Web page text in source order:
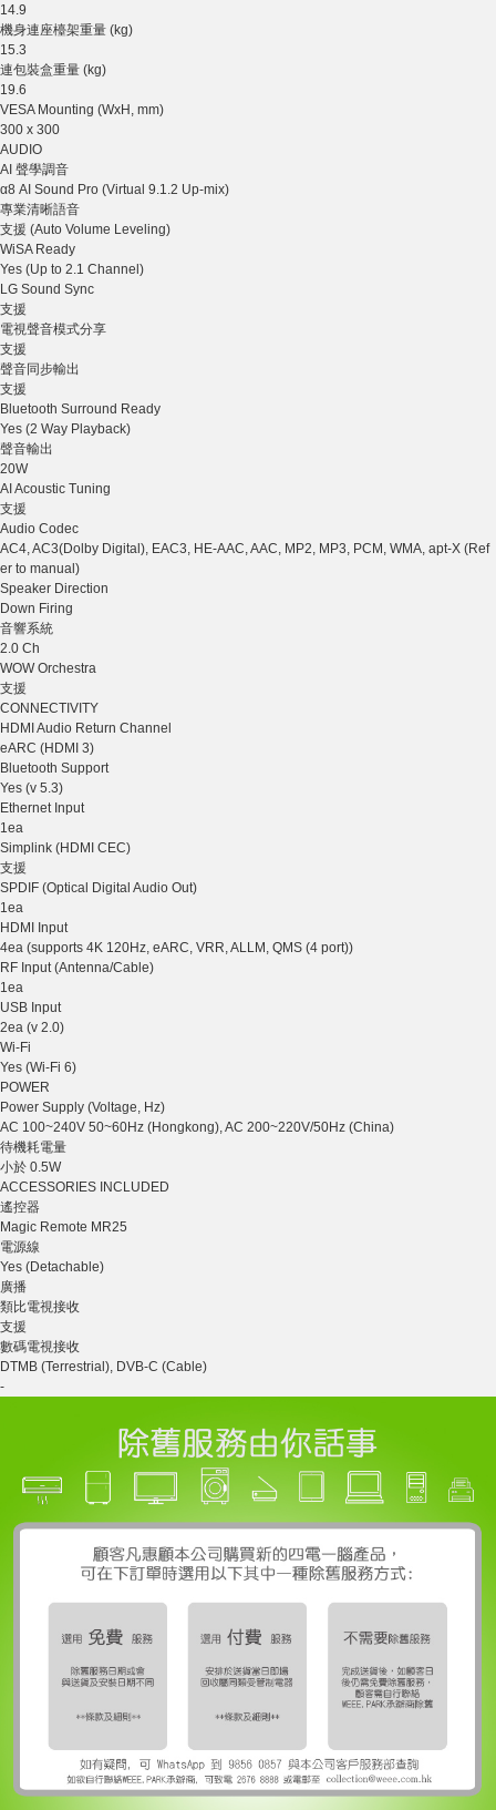
14.9
機身連座檯架重量 (kg)
15.3
連包裝盒重量 (kg)
19.6
VESA Mounting (WxH, mm)
300 x 300
AUDIO
AI 聲學調音
α8 AI Sound Pro (Virtual 9.1.2 Up-mix)
專業清晰語音
支援 (Auto Volume Leveling)
WiSA Ready
Yes (Up to 2.1 Channel)
LG Sound Sync
支援
電視聲音模式分享
支援
聲音同步輸出
支援
Bluetooth Surround Ready
Yes (2 Way Playback)
聲音輸出
20W
AI Acoustic Tuning
支援
Audio Codec
AC4, AC3(Dolby Digital), EAC3, HE-AAC, AAC, MP2, MP3, PCM, WMA, apt-X (Ref
er to manual)
Speaker Direction
Down Firing
音響系統
2.0 Ch
WOW Orchestra
支援
CONNECTIVITY
HDMI Audio Return Channel
eARC (HDMI 3)
Bluetooth Support
Yes (v 5.3)
Ethernet Input
1ea
Simplink (HDMI CEC)
支援
SPDIF (Optical Digital Audio Out)
1ea
HDMI Input
4ea (supports 4K 120Hz, eARC, VRR, ALLM, QMS (4 port))
RF Input (Antenna/Cable)
1ea
USB Input
2ea (v 2.0)
Wi-Fi
Yes (Wi-Fi 6)
POWER
Power Supply (Voltage, Hz)
AC 100~240V 50~60Hz (Hongkong), AC 200~220V/50Hz (China)
待機耗電量
小於 0.5W
ACCESSORIES INCLUDED
遙控器
Magic Remote MR25
電源線
Yes (Detachable)
廣播
類比電視接收
支援
數碼電視接收
DTMB (Terrestrial), DVB-C (Cable)
-